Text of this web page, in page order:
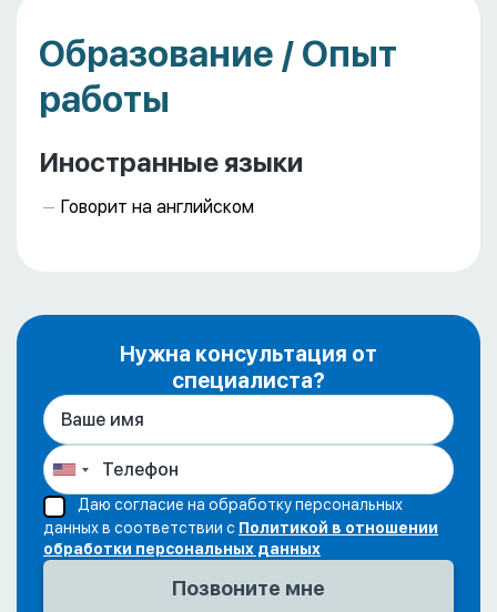
Образование / Опыт
работы
Иностранные языки
Говорит на английском
Нужна консультация от
специалиста?
Даю согласие на обработку персональных
данных в соответствии с Политикой в отношении
обработки персональных данных